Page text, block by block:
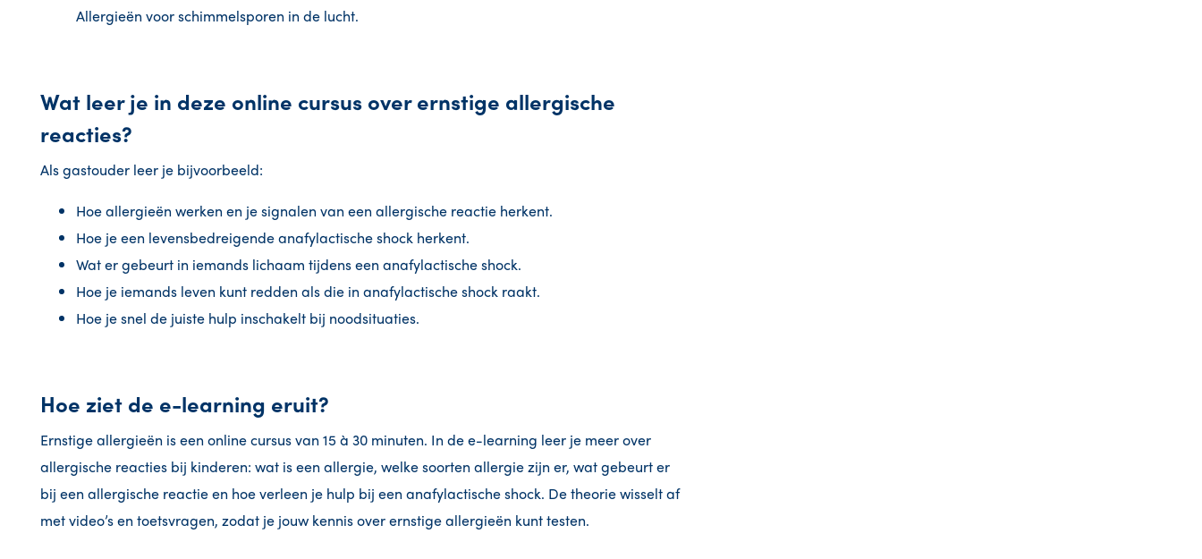
Allergieën voor schimmelsporen in de lucht.
Wat leer je in deze online cursus over ernstige allergische
reacties?
Als gastouder leer je bijvoorbeeld:
Hoe allergieën werken en je signalen van een allergische reactie herkent.
Hoe je een levensbedreigende anafylactische shock herkent.
Wat er gebeurt in iemands lichaam tijdens een anafylactische shock.
Hoe je iemands leven kunt redden als die in anafylactische shock raakt.
Hoe je snel de juiste hulp inschakelt bij noodsituaties.
Hoe ziet de e-learning eruit?
Ernstige allergieën is een online cursus van 15 à 30 minuten. In de e-learning leer je meer over
allergische reacties bij kinderen: wat is een allergie, welke soorten allergie zijn er, wat gebeurt er
bij een allergische reactie en hoe verleen je hulp bij een anafylactische shock. De theorie wisselt af
met video’s en toetsvragen, zodat je jouw kennis over ernstige allergieën kunt testen.